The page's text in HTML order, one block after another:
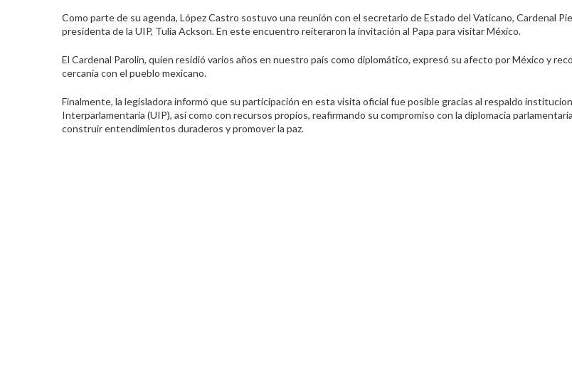
Como parte de su agenda, López Castro sostuvo una reunión con el secretario de Estado del Vaticano, Cardenal
presidenta de la UIP, Tulia Ackson. En este encuentro reiteraron la invitación al Papa para visitar México.
El Cardenal Parolin, quien residió varios años en nuestro país como diplomático, expresó su afecto por México y
cercanía con el pueblo mexicano.
Finalmente, la legisladora informó que su participación en esta visita oficial fue posible gracias al respaldo
Interparlamentaria (UIP), así como con recursos propios, reafirmando su compromiso con la diplomacia
construir entendimientos duraderos y promover la paz.